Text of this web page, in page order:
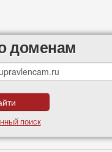
доменам
поиск